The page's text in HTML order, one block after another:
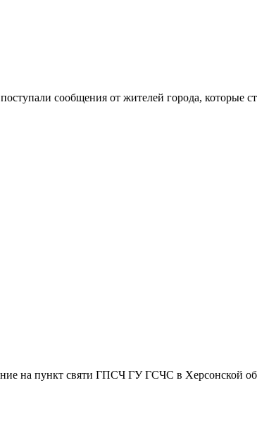
сообщения от жителей города,
на пункт святи ГПСЧ ГУ ГСЧС в Херсонской